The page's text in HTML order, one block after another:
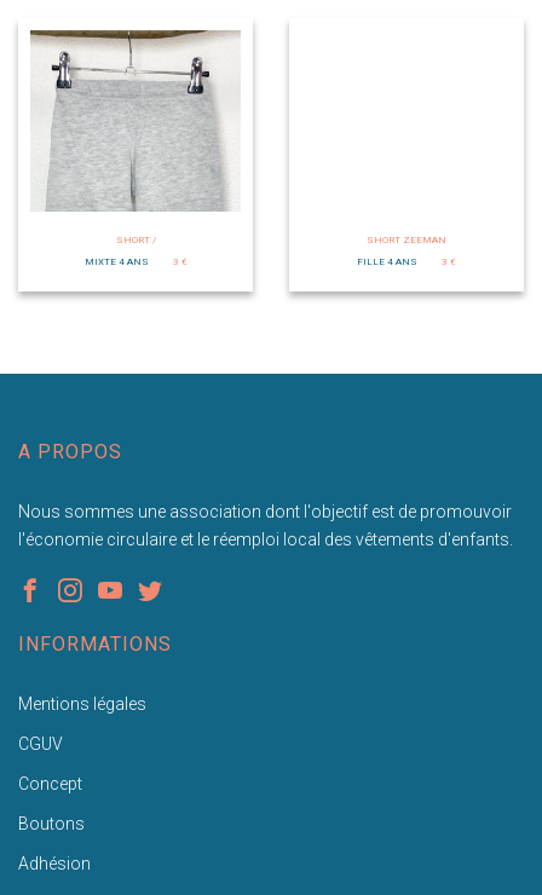
SHORT /
MIXTE 4 ANS
3 €
SHORT ZEEMAN
FILLE 4 ANS
3 €
A PROPOS
Nous sommes une association dont l'objectif est de promouvoir
l'économie circulaire et le réemploi local des vêtements d'enfants.
INFORMATIONS
Mentions légales
CGUV
Concept
Boutons
Adhésion